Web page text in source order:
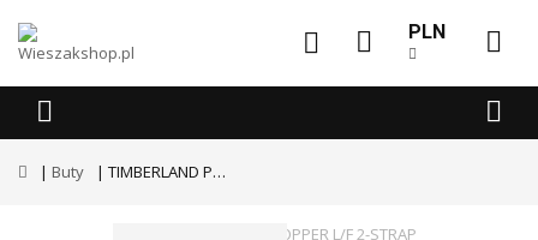
PLN
Buty TIMBERLAND PARK HOPPER L/F 2-STRAP SANDAL CANTEEN SUEDE